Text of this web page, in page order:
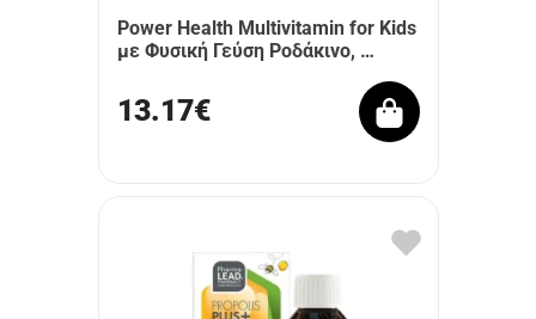
Power Health Multivitamin for Kids
με Φυσική Γεύση Ροδάκινο, …
13.17€